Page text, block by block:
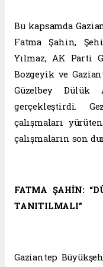
Bu kapsamda
Fatma Şahin,
Yılmaz, AK Parti
Bozgeyik ve
Güzelbey
gerçekleştirdi.
çalışmaları
çalışmaların son
FATMA ŞAHİN:
TANITILMALI”
Gaziantep